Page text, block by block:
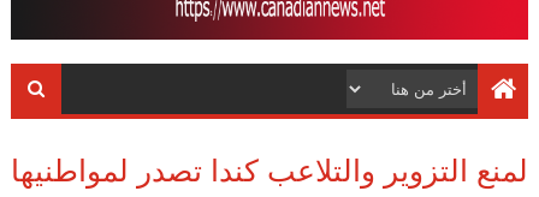
لمنع التزوير والتلاعب كندا تصدر لمواطنيها